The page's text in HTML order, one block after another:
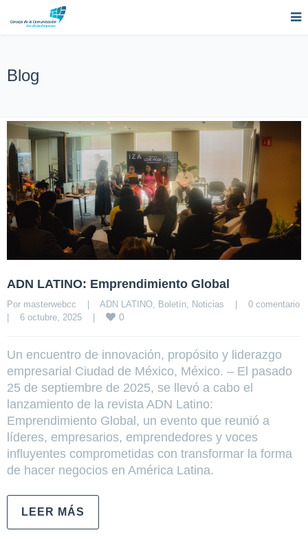
Blog
ADN LATINO: Emprendimiento Global
Por masterwebcc | ADN LATINO Boletín Noticias |
0 comentario
|
6 octubre, 2025 | 0
Un encuentro de innovación, propósito y liderazgo
empresarial Ciudad de México, México. – El pasado
25 de septiembre de 2025, se llevó a cabo el
lanzamiento de la revista ADN Latino:
Emprendimiento Global, un evento que reunió a
líderes, empresarios, emprendedores y voces
influyentes comprometidas con transformar la forma
de hacer negocios en América Latina.
LEER MÁS